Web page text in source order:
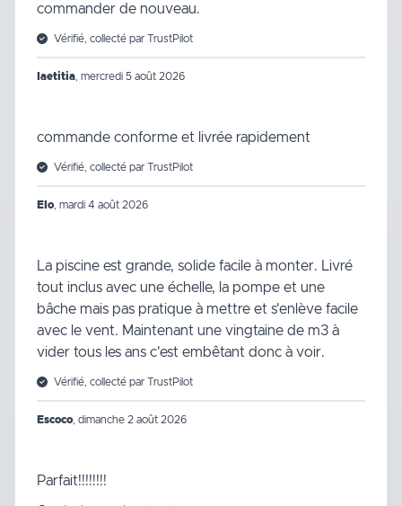
commander de nouveau.
Vérifié, collecté par TrustPilot
laetitia mercredi 5 août 2026
commande conforme et livrée rapidement
Vérifié, collecté par TrustPilot
Elo, mardi 4 août 2026
La piscine est grande, solide facile à monter. Livré
tout inclus avec une échelle, la pompe et une
bâche mais pas pratique à mettre et s'enlève facile
avec le vent. Maintenant une vingtaine de m3 à
vider tous les ans c'est embêtant donc à voir.
Vérifié, collecté par TrustPilot
Escoco, dimanche 2 août 2026
Parfait!!!!!!!!